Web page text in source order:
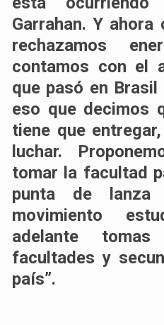
Garrahan. Y
rechazamos
contamos con el
que pasó en
eso que decimos
tiene que
luchar.
tomar la facultad
punta de lanza
movimiento
adelante
facultades y
país”.